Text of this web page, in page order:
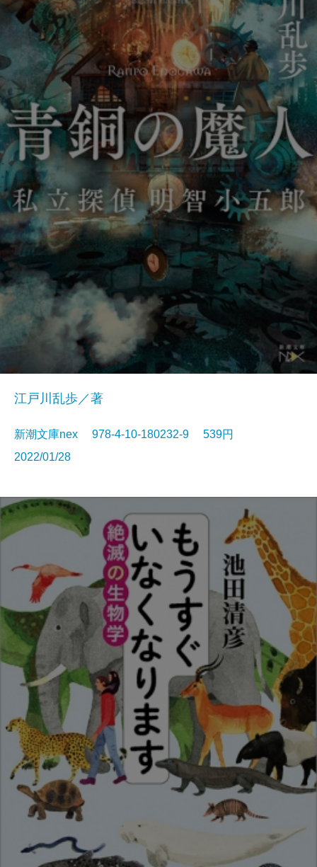
江戸川乱歩／著
新潮文庫nex 978-4-10-180232-9 539円
2022/01/28